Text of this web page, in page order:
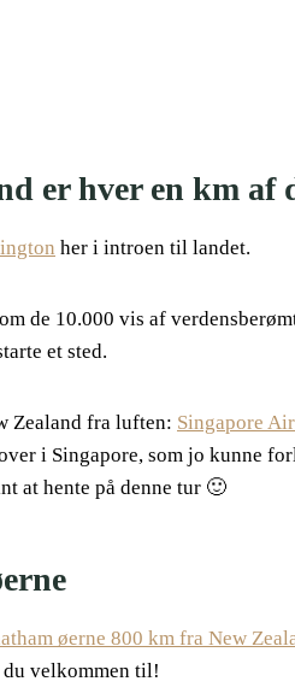
er hver en km af
her i introen til landet.
de 10.000 vis af
et sted.
Zealand fra luften: Singapore
i Singapore, som jo kunne
at hente på denne tur 🙂
øerne 800 km fra New
du velkommen til!